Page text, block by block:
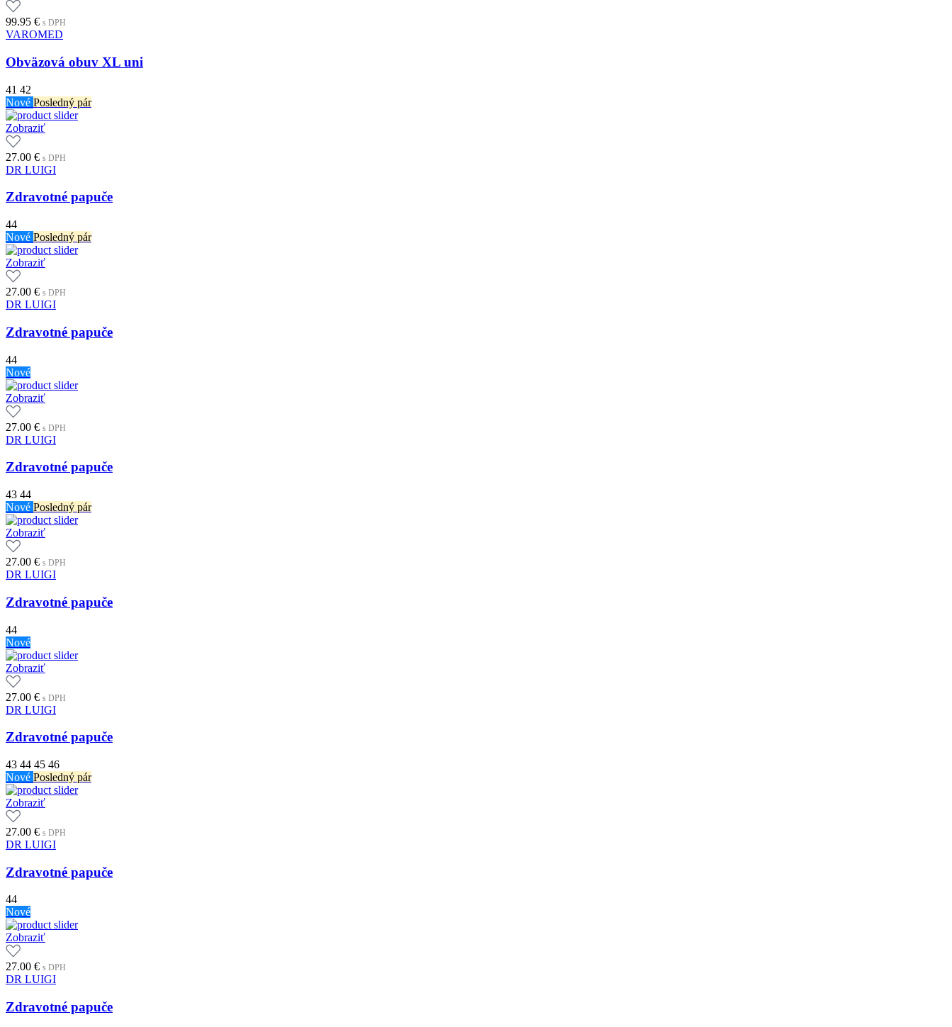
99.95 € s DPH
VAROMED
Obväzová obuv XL uni
41 42
Nové Posledný pár
Zobraziť
27.00 € s DPH
DR LUIGI
Zdravotné papuče
44
Nové Posledný pár
Zobraziť
27.00 € s DPH
DR LUIGI
Zdravotné papuče
44
Nové
Zobraziť
27.00 € s DPH
DR LUIGI
Zdravotné papuče
43 44
Nové Posledný pár
Zobraziť
27.00 € s DPH
DR LUIGI
Zdravotné papuče
44
Nové
Zobraziť
27.00 € s DPH
DR LUIGI
Zdravotné papuče
43 44 45 46
Nové Posledný pár
Zobraziť
27.00 € s DPH
DR LUIGI
Zdravotné papuče
44
Nové
Zobraziť
27.00 € s DPH
DR LUIGI
Zdravotné papuče